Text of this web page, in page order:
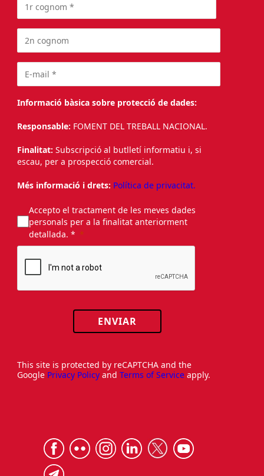
Informació bàsica sobre protecció de dades:
Responsable: FOMENT DEL TREBALL NACIONAL.
Finalitat: Subscripció al butlletí informatiu i, si
escau, per a prospecció comercial.
Més informació i drets: Política de privacitat.
Accepto el tractament de les meves dades
personals per a la finalitat anteriorment
detallada. *
ENVIAR
This site is protected by reCAPTCHA and the
Google Privacy Policy and Terms of Service apply.